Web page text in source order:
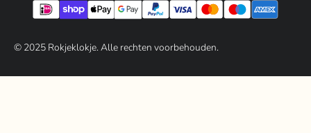
© 2025Rokjeklokje. Alle rechten voorbehouden.